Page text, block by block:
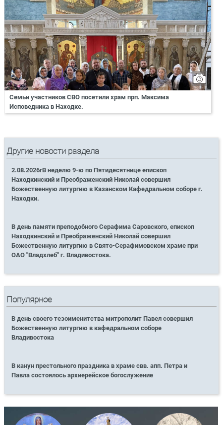
Семьи участников СВО посетили храм прп. Максима
Исповедника в Находке.
Другие новости раздела
2.08.2026гВ неделю 9-ю по Пятидесятнице епископ
Находкинский и Преображенский Николай совершил
Божественную литургию в Казанском Кафедральном соборе г.
Находки.
В день памяти преподобного Серафима Саровского, епископ
Находкинский и Преображенский Николай совершил
Божественную литургию в Свято-Серафимовском храме при
ОАО "Владхлеб" г. Владивостока.
Популярное
В день своего тезоименитства митрополит Павел совершил
Божественную литургию в кафедральном соборе
Владивостока
В канун престольного праздника в храме свв. апп. Петра и
Павла состоялось архиерейское богослужение